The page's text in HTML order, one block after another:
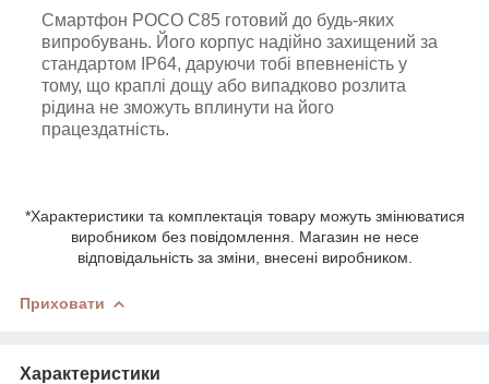
Смартфон POCO C85 готовий до будь-яких
випробувань. Його корпус надійно захищений за
стандартом IP64, даруючи тобі впевненість у
тому, що краплі дощу або випадково розлита
рідина не зможуть вплинути на його
працездатність.
*Характеристики та комплектація товару можуть змінюватися
виробником без повідомлення. Магазин не несе
відповідальність за зміни, внесені виробником.
Приховати
Характеристики